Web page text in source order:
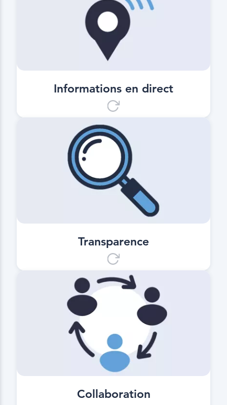
Informations en direct
Informations en direct
Informations sur la position en direct
et les heures d’arrivée prévues à la
destination du transport.
Transparence
Transparence
Base pour une évaluation des temps
de trajet et d’immobilisation ainsi
que pour la gestion anticipée de la
pose en cours.
Collaboration
Collaboration
Travailler ensemble à un nouveau
niveau. Utilisation universelle dans
toutes les centrales d’enrobage et
entreprises de construction